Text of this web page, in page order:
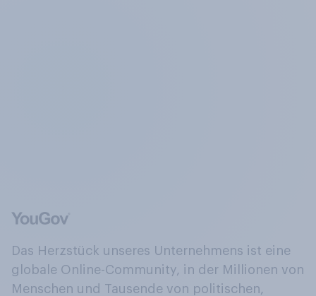
Das Herzstück unseres Unternehmens ist eine
globale Online-Community, in der Millionen von
Menschen und Tausende von politischen,